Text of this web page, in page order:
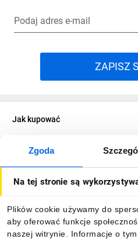
Zgoda
Na tej stronie są
Plików cookie używamy do
aby oferować funkcje
naszej witrynie. Informacje o
Podaj adres e-mail
ZAPISZ
Jak kupować
O firmie
Informacje